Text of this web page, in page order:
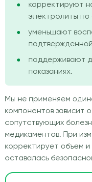
корректируют
электролиты по
уменьшают
поддерживают
показаниях.
Мы не применяем
компонентов зависит
сопутствующих
медикаментов. При
корректирует объем
оставалась